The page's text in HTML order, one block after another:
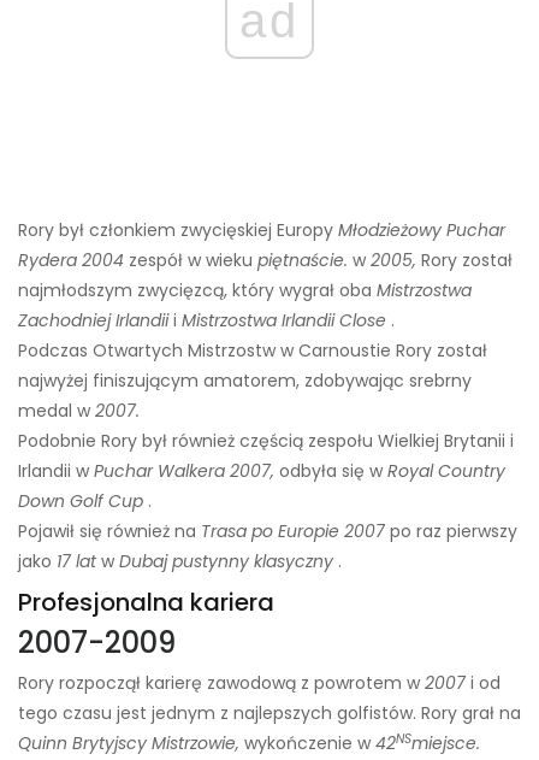
ad
Rory był członkiem zwycięskiej Europy Młodzieżowy Puchar
Rydera 2004 zespół w wieku piętnaście. w 2005, Rory został
najmłodszym zwycięzcą, który wygrał oba Mistrzostwa
Zachodniej Irlandiii Mistrzostwa Irlandii Close .
Podczas Otwartych Mistrzostw w Carnoustie Rory został
najwyżej finiszującym amatorem, zdobywając srebrny
medal w 2007.
Podobnie Rory był również częścią zespołu Wielkiej Brytanii i
Irlandii w Puchar Walkera 2007, odbyła się w Royal Country
Down Golf Cup .
Pojawił się również na Trasa po Europie 2007 po raz pierwszy
jako 17 latw Dubaj pustynny klasyczny .
Profesjonalna kariera
2007-2009
Rory rozpoczął karierę zawodową z powrotem w 2007 i od
tego czasu jest jednym z najlepszych golfistów. Rory grał na
Quinn Brytyjscy Mistrzowie, wykończenie w 42NSmiejsce.